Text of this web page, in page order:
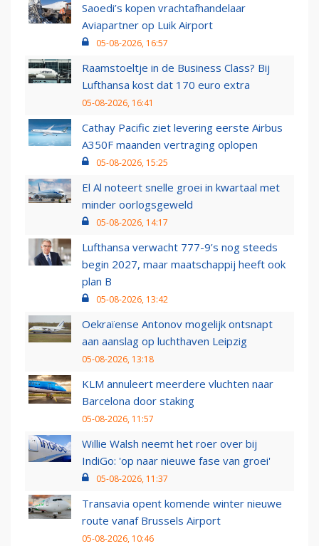
Saoedi’s kopen vrachtafhandelaar
Aviapartner op Luik Airport
05-08-2026, 16:57
Raamstoeltje in de Business Class? Bij
Lufthansa kost dat 170 euro extra
05-08-2026, 16:41
Cathay Pacific ziet levering eerste Airbus
A350F maanden vertraging oplopen
05-08-2026, 15:25
El Al noteert snelle groei in kwartaal met
minder oorlogsgeweld
05-08-2026, 14:17
Lufthansa verwacht 777-9’s nog steeds
begin 2027, maar maatschappij heeft ook
plan B
05-08-2026, 13:42
Oekraïense Antonov mogelijk ontsnapt
aan aanslag op luchthaven Leipzig
05-08-2026, 13:18
KLM annuleert meerdere vluchten naar
Barcelona door staking
05-08-2026, 11:57
Willie Walsh neemt het roer over bij
IndiGo: 'op naar nieuwe fase van groei'
05-08-2026, 11:37
Transavia opent komende winter nieuwe
route vanaf Brussels Airport
05-08-2026, 10:46